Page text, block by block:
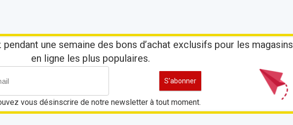
une semaine des bons d’achat exclusifs pour les magasins
en ligne les plus populaires.
vous désinscrire de notre newsletter à tout moment.